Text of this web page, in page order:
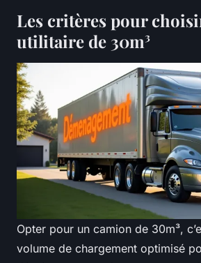
Les critères pour
utilitaire de 30m³
Opter pour un camion de 30m³,
volume de chargement optimisé